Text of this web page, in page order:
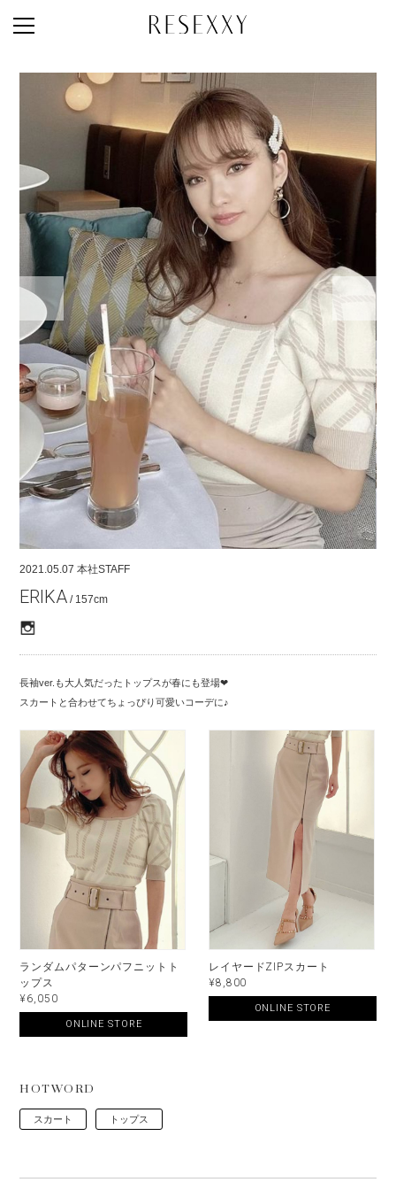
STAFF STYLE
2021.05.07 本社STAFF
ERIKA / 157cm
長袖ver.も大人気だったトップスが春にも登場❤︎
スカートと合わせてちょっぴり可愛いコーデに♪
ランダムパターンパフニットト
ップス
¥6,050
ONLINE STORE
レイヤードZIPスカート
¥8,800
ONLINE STORE
HOTWORD
スカート トップス
MAGAZINE
LOOK BOOK
NEW ARRIVAL
RANKING
STYLE PHOTO
ACCOUNT
SHOP LIST
CONCEPT
ONLINE STORE
COMPANY
CONTACT
RECRUIT
FOR BUSINESS PARTNER